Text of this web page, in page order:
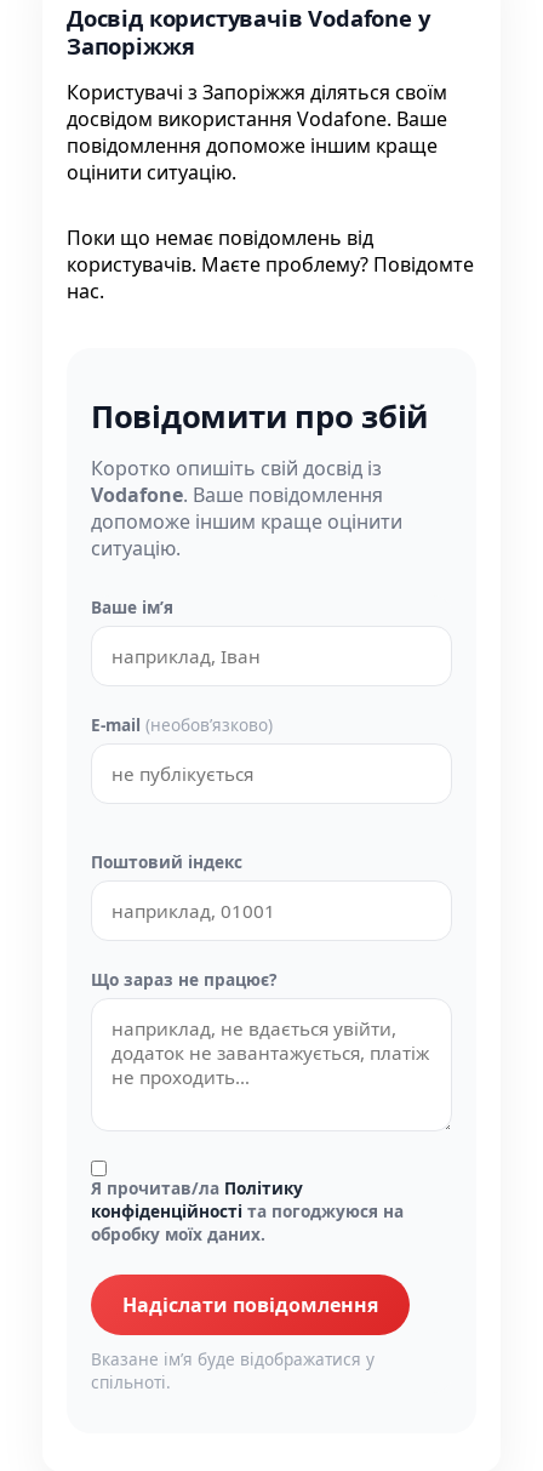
Досвід користувачів Vodafone у
Запоріжжя
Користувачі з Запоріжжя діляться своїм
досвідом використання Vodafone. Ваше
повідомлення допоможе іншим краще
оцінити ситуацію.
Поки що немає повідомлень від
користувачів. Маєте проблему? Повідомте
нас.
Повідомити про збій
Коротко опишіть свій досвід із
Vodafone. Ваше повідомлення
допоможе іншим краще оцінити
ситуацію.
Ваше імʼя
E-mail (необовʼязково)
Поштовий індекс
Що зараз не працює?
Я прочитав/ла Політику
конфіденційності та погоджуюся на
обробку моїх даних.
Надіслати повідомлення
Вказане імʼя буде відображатися у
спільноті.